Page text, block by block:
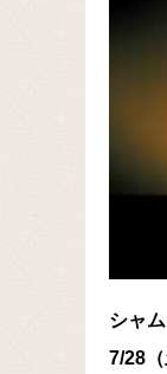
シャ
7/28